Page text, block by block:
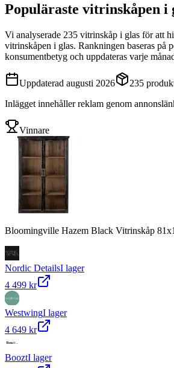
Populäraste vitrinskåpen i
Vi analyserade 235 vitrinskåp i glas för att
vitrinskåpen i glas. Rankningen baseras på
konsumentbetyg och uppdateras varje
Uppdaterad augusti 2026 235
Inlägget innehåller reklam genom
Vinnare
Bloomingville Hazem Black Vitrinskåp
Nordic DetailsI lager
4 499 kr
WestwingI lager
4 649 kr
BooztI lager